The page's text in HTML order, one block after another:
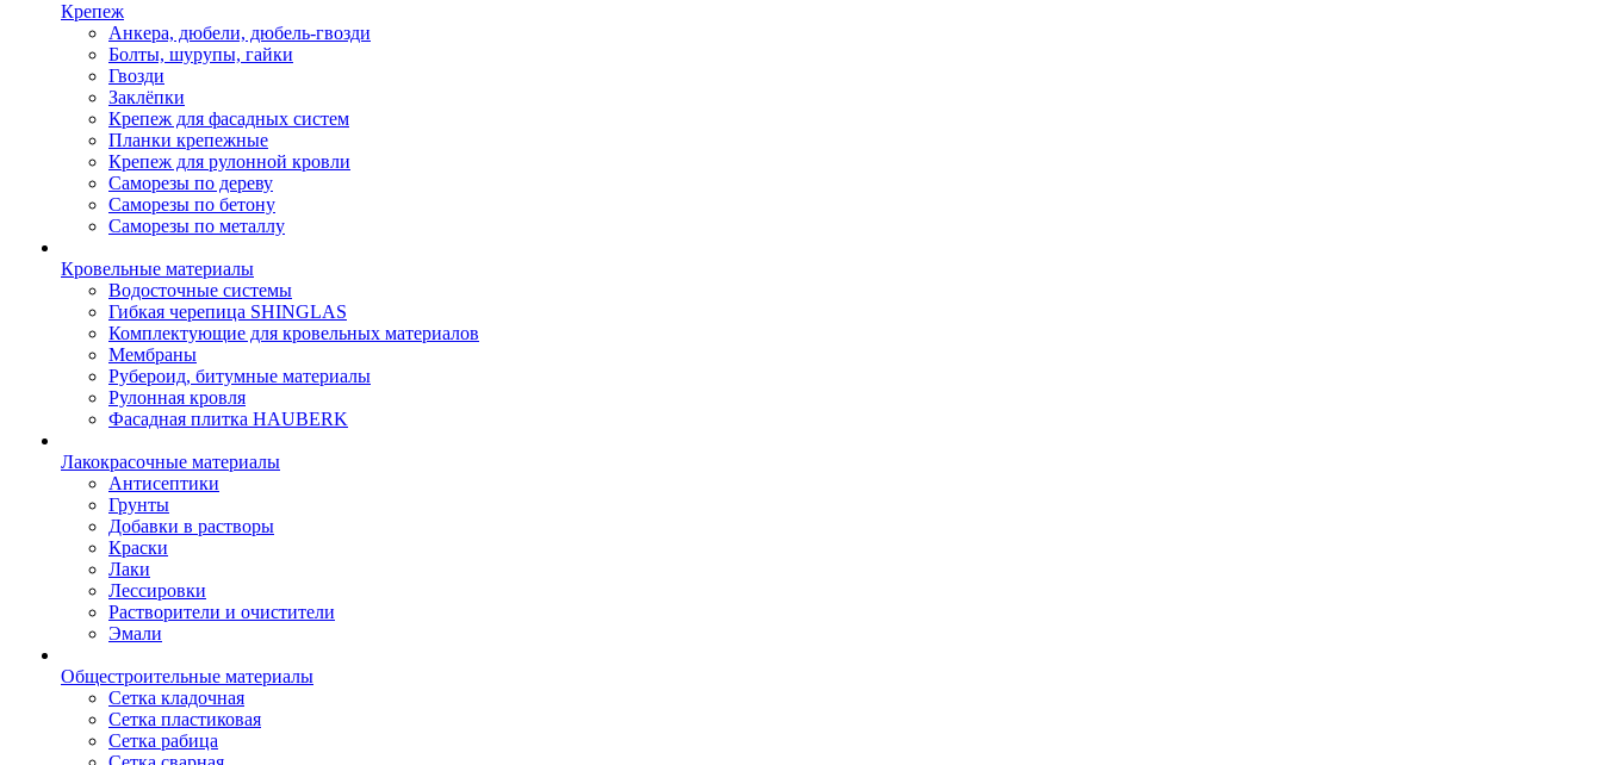
Крепеж
Анкера, дюбели, дюбель-гвозди
Болты, шурупы, гайки
Гвозди
Заклёпки
Крепеж для фасадных систем
Планки крепежные
Крепеж для рулонной кровли
Саморезы по дереву
Саморезы по бетону
Саморезы по металлу
Кровельные материалы
Водосточные системы
Гибкая черепица SHINGLAS
Комплектующие для кровельных материалов
Мембраны
Рубероид, битумные материалы
Рулонная кровля
Фасадная плитка HAUBERK
Лакокрасочные материалы
Антисептики
Грунты
Добавки в растворы
Краски
Лаки
Лессировки
Растворители и очистители
Эмали
Общестроительные материалы
Сетка кладочная
Сетка пластиковая
Сетка рабица